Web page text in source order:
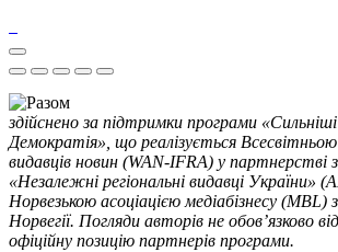
здійснено за підтримки програми
Демократія», що реалізується Всесвітньою
видавців новин (WAN-IFRA) у партнерстві
«Незалежні регіональні видавці
Норвезькою асоціацією медіабізнесу (MBL)
Норвегії. Погляди авторів не обов’язково
офіційну позицію партнерів програми.